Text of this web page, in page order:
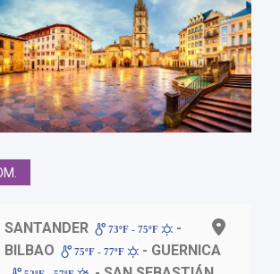
SANTANDER 73ºF - 75ºF
-
BILBAO
75ºF - 77ºF - GUERNICA